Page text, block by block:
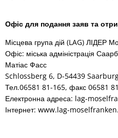
Офіс для подання заяв та
Місцева група дій (LAG) ЛІДЕР
Офіс: міська адміністрація
Матіас Фасс
Schlossberg 6, D-54439
Тел.06581 81-165, факс 06581
Електронна адреса: lag-
Інтернет: www.lag-